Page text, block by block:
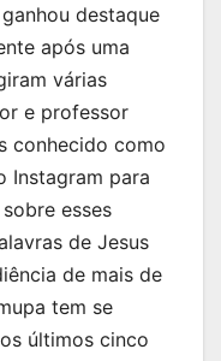
destaque
após uma
várias
e professor
conhecido como
Instagram para
esses
de Jesus
de mais de
tem se
últimos cinco